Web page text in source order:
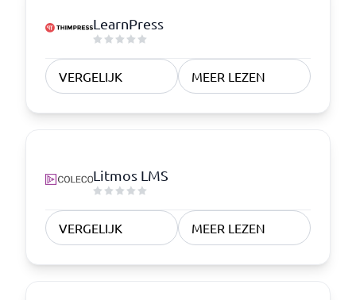
LearnPress
VERGELIJK MEER LEZEN
Litmos LMS
VERGELIJK MEER LEZEN